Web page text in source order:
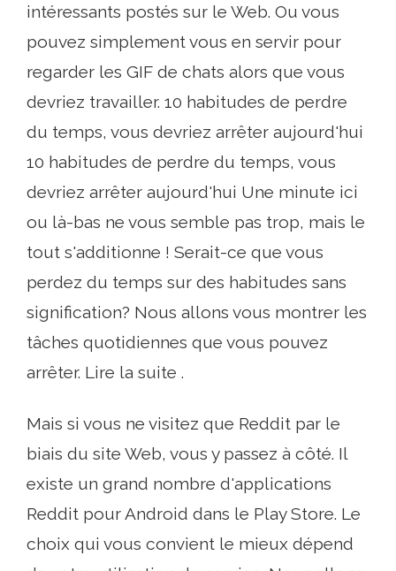
intéressants postés sur le Web. Ou vous
pouvez simplement vous en servir pour
regarder les GIF de chats alors que vous
devriez travailler. 10 habitudes de perdre
du temps, vous devriez arrêter aujourd'hui
10 habitudes de perdre du temps, vous
devriez arrêter aujourd'hui Une minute ici
ou là-bas ne vous semble pas trop, mais le
tout s'additionne ! Serait-ce que vous
perdez du temps sur des habitudes sans
signification? Nous allons vous montrer les
tâches quotidiennes que vous pouvez
arrêter. Lire la suite .
Mais si vous ne visitez que Reddit par le
biais du site Web, vous y passez à côté. Il
existe un grand nombre d'applications
Reddit pour Android dans le Play Store. Le
choix qui vous convient le mieux dépend